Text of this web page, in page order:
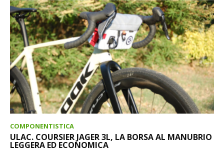
COMPONENTISTICA
ULAC. COURSIER JAGER 3L, LA BORSA AL MANUBRIO
LEGGERA ED ECONOMICA